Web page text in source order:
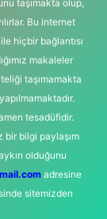
taşımakta olup,
Bu internet
hiçbir bağlantısı
makaleler
taşımamakta
tesadüfidir.
bir bilgi paylaşım
olduğunu
adresine
sitemizden